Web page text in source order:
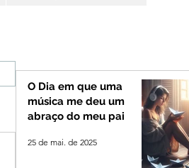
O Dia em que uma
música me deu um
abraço do meu pai
25 de mai. de 2025